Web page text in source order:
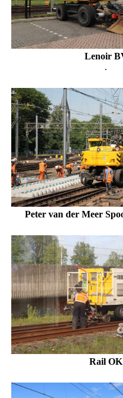
Lenoir
.
Peter van der Meer
Rail OK